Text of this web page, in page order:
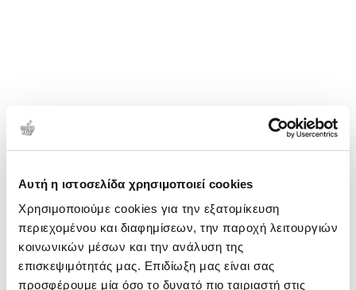
Αυτή η ιστοσελίδα χρησιμοποιεί cookies
Χρησιμοποιούμε cookies για την εξατομίκευση
περιεχομένου και διαφημίσεων, την παροχή λειτουργιών
κοινωνικών μέσων και την ανάλυση της
επισκεψιμότητάς μας. Επιδίωξη μας είναι σας
προσφέρουμε μία όσο το δυνατό πιο ταιριαστή στις